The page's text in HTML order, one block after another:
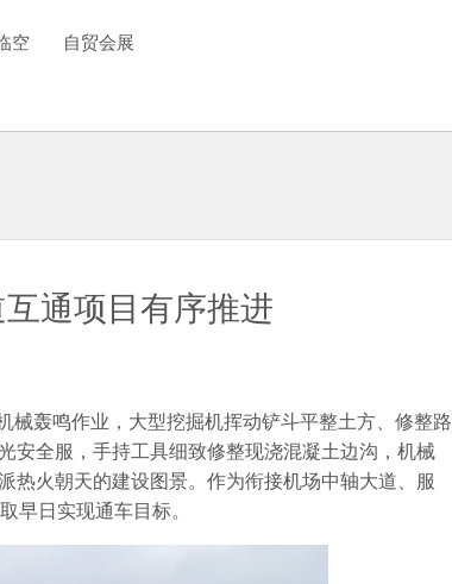
空 自贸会展
通项目有序推进
轰鸣作业，大型挖掘机挥动铲斗平整土方、修整路
安全服，手持工具细致修整现浇混凝土边沟，机械
热火朝天的建设图景。作为衔接机场中轴大道、服
早日实现通车目标。